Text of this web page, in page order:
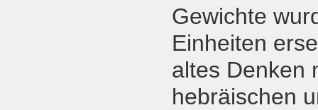
Gewichte
Einheiten
altes Denken
hebräischen